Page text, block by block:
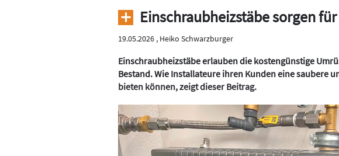
Einschraubheizstäbe sorgen
19.05.2026 , Heiko Schwarzburger
Einschraubheizstäbe erlauben die kostengünstige
Bestand. Wie Installateure ihren Kunden eine saubere
bieten können, zeigt dieser Beitrag.